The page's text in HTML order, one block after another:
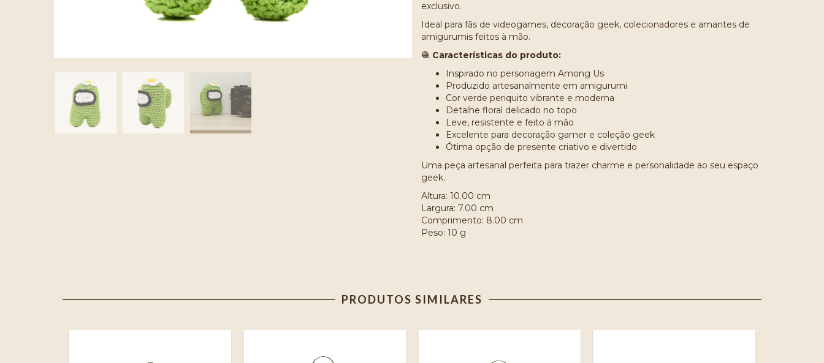
exclusivo.
Ideal para fãs de videogames, decoração geek, colecionadores e amantes de
amigurumis feitos à mão.
🧶 Características do produto:
Inspirado no personagem Among Us
Produzido artesanalmente em amigurumi
Cor verde periquito vibrante e moderna
Detalhe floral delicado no topo
Leve, resistente e feito à mão
Excelente para decoração gamer e coleção geek
Ótima opção de presente criativo e divertido
Uma peça artesanal perfeita para trazer charme e personalidade ao seu espaço
geek.
Altura: 10.00 cm
Largura: 7.00 cm
Comprimento: 8.00 cm
Peso: 10 g
PRODUTOS SIMILARES